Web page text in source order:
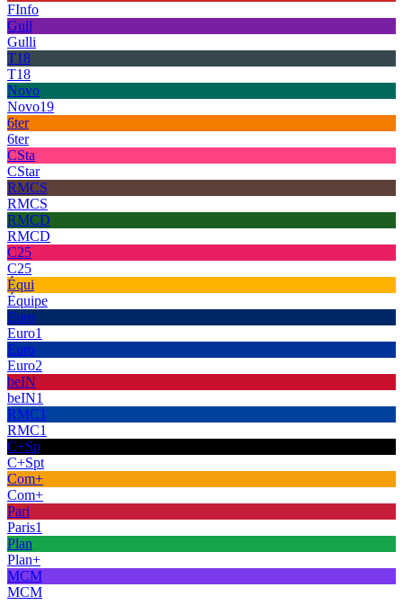
FInfo
Gull
Gulli
T18
T18
Novo
Novo19
6ter
6ter
CSta
CStar
RMCS
RMCS
RMCD
RMCD
C25
C25
Équi
Équipe
Euro
Euro1
Euro
Euro2
beIN
beIN1
RMC1
RMC1
C+Sp
C+Spt
Com+
Com+
Pari
Paris1
Plan
Plan+
MCM
MCM